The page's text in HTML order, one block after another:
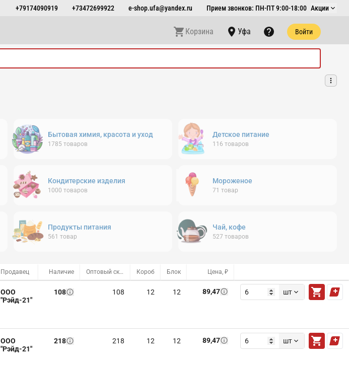
+79174090919 +73472699922 e-shop.ufa@yandex.ru Прием звонков: ПН-ПТ 9:00-18:00 Акции
Корзина Уфа Войти
Бытовая химия, красота и уход
1785 товаров
Детское питание
116 товаров
Кондитерские изделия
1000 товаров
Мороженое
71 товар
Продукты питания
561 товар
Чай, кофе
527 товаров
Продавец Наличие Оптовый склад Короб Блок Цена, ₽
ООО
"Рэйд-21"
108 108 12 12 89,47 шт
ООО
"Рэйд-21"
218 218 12 12 89,47 шт